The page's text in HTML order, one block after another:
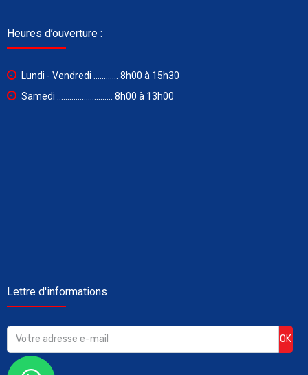
Heures d’ouverture :
Lundi - Vendredi ............ 8h00 à 15h30
Samedi ........................... 8h00 à 13h00
Lettre d'informations
OK